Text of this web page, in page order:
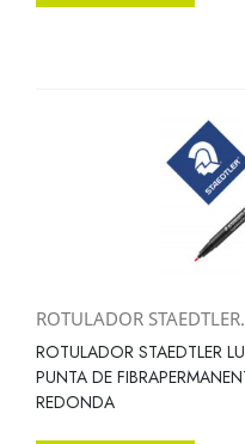
ROTULADOR
ROTULADOR STAEDTLER
PUNTA DE
REDONDA